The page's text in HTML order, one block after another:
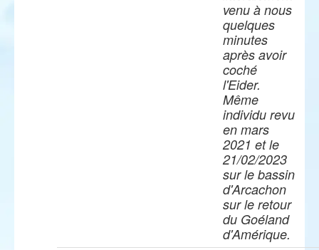
venu à nous
quelques
minutes
après avoir
coché
l'Eider.
Même
individu revu
en mars
2021 et le
21/02/2023
sur le bassin
d'Arcachon
sur le retour
du Goéland
d'Amérique.